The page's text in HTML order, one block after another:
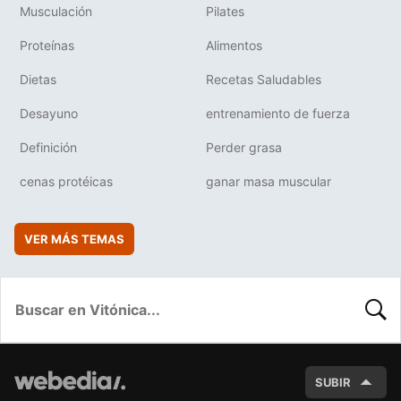
Musculación Pilates
Proteínas Alimentos
Dietas Recetas Saludables
Desayuno entrenamiento de fuerza
Definición Perder grasa
cenas protéicas ganar masa muscular
VER MÁS TEMAS
SUBIR